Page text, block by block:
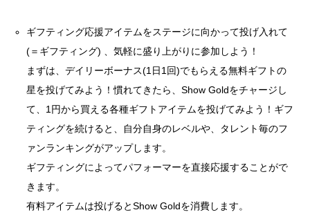
ギフティング応援アイテムをステージに向かって投げ入れて
(＝ギフティング) 、気軽に盛り上がりに参加しよう！
まずは、デイリーボーナス(1日1回)でもらえる無料ギフトの
星を投げてみよう！慣れてきたら、Show Goldをチャージし
て、1円から買える各種ギフトアイテムを投げてみよう！ギフ
ティングを続けると、自分自身のレベルや、タレント毎のフ
ァンランキングがアップします。
ギフティングによってパフォーマーを直接応援することがで
きます。
有料アイテムは投げるとShow Goldを消費します。